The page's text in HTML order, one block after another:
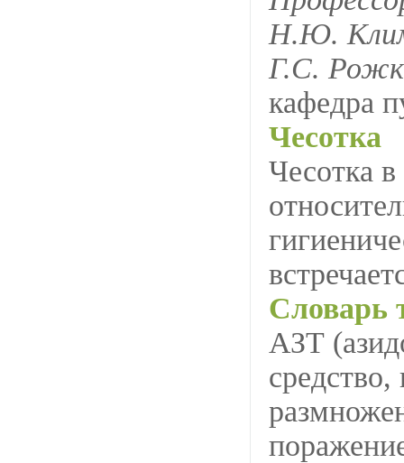
Н.Ю.
Г.С.
кафедра
Чесотка
Чесотка
Словарь
АЗТ
средство,